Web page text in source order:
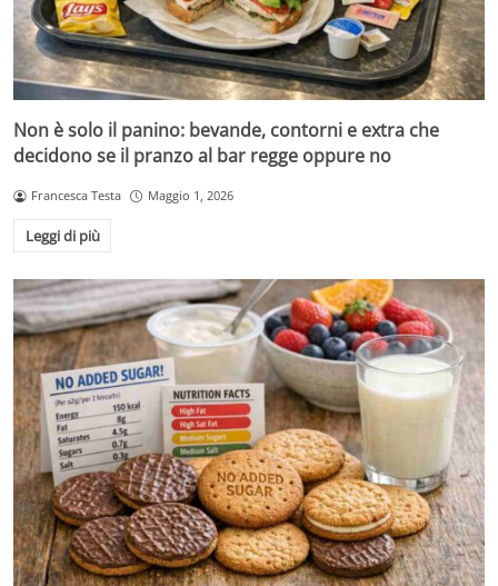
Non è solo il panino: bevande, contorni e extra che
decidono se il pranzo al bar regge oppure no
Francesca Testa Maggio 1, 2026
Leggi di più